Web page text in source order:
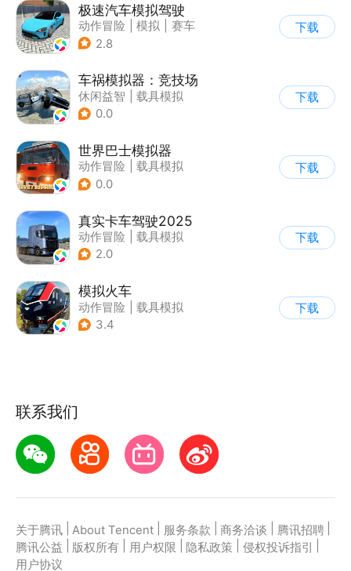
极速汽车模拟驾驶
动作冒险 模拟
赛车
| 漂移
2.8
下载
车祸模拟器：竞技场
休闲益智
载具模拟
| 赛车
0.0
下载
世界巴士模拟器
动作冒险
载具模拟
| 汽车
0.0
下载
真实卡车驾驶2025
动作冒险
载具模拟
| 汽车
2.0
下载
模拟火车
动作冒险
载具模拟
| 写实
3.4
下载
联系我们
关于腾讯 About Tencent 服务条款 商务洽谈 腾讯招聘
腾讯公益
版权所有 用户权限 隐私政策 侵权投诉指引
用户协议